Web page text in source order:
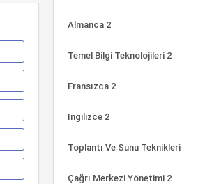
Almanca 2
Temel Bilgi Teknolojileri 2
Fransızca 2
Ingilizce 2
Toplantı Ve Sunu Teknikleri
Çağrı Merkezi Yönetimi 2